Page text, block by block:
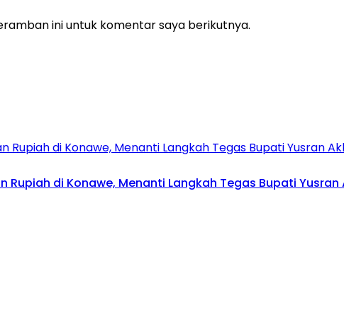
ini untuk komentar saya berikutnya.
Rupiah di Konawe, Menanti Langkah Tegas Bupati Yusran